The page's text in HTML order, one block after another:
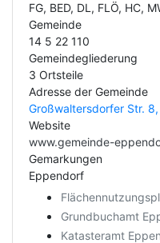
FG, BED, DL, FLÖ, HC,
Gemeinde
14 5 22 110
Gemeindegliederung
3 Ortsteile
Adresse der Gemeinde
Großwaltersdorfer Str.
Website
www.gemeinde-
Gemarkungen
Eppendorf
Grundbuchamt
Katasteramt